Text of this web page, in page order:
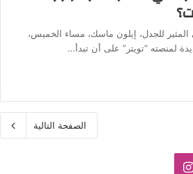
المثير للجدل، إيلون ماسك، مساء الخميس،
لمنصته “تويتر” على أن تبدأ…
الصفحة التالية
انستقرام